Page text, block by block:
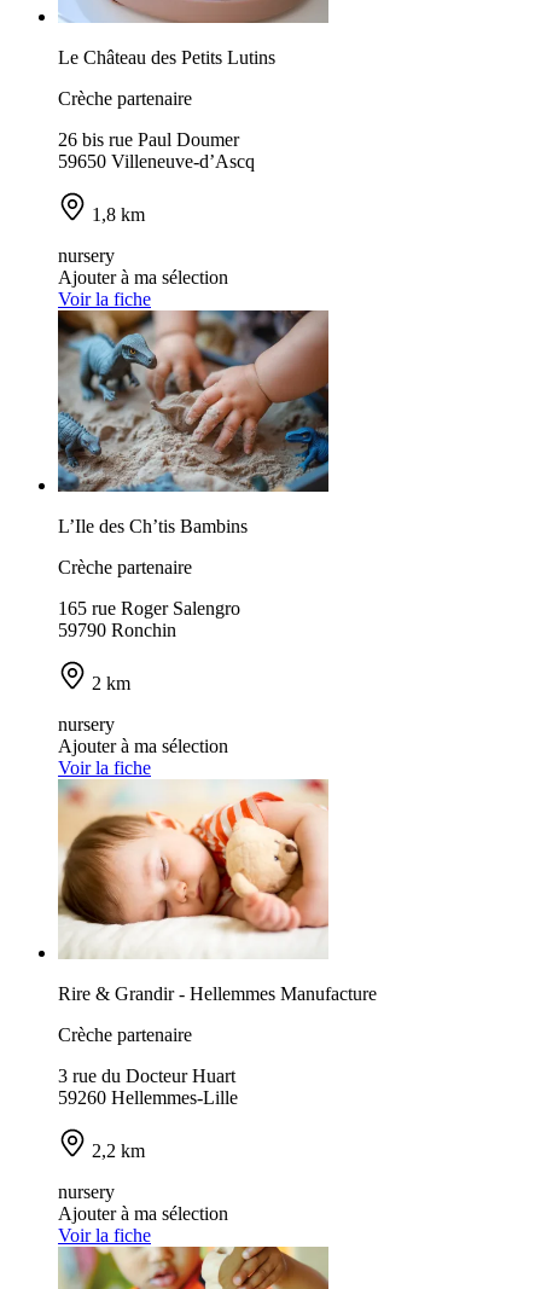
Le Château des Petits Lutins
Crèche partenaire
26 bis rue Paul Doumer
59650 Villeneuve-d’Ascq
1,8 km
nursery
Ajouter à ma sélection
Voir la fiche
L’Ile des Ch’tis Bambins
Crèche partenaire
165 rue Roger Salengro
59790 Ronchin
2 km
nursery
Ajouter à ma sélection
Voir la fiche
Rire & Grandir - Hellemmes Manufacture
Crèche partenaire
3 rue du Docteur Huart
59260 Hellemmes-Lille
2,2 km
nursery
Ajouter à ma sélection
Voir la fiche